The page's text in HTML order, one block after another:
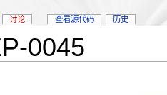
0045
讨论 查看源代码 历史